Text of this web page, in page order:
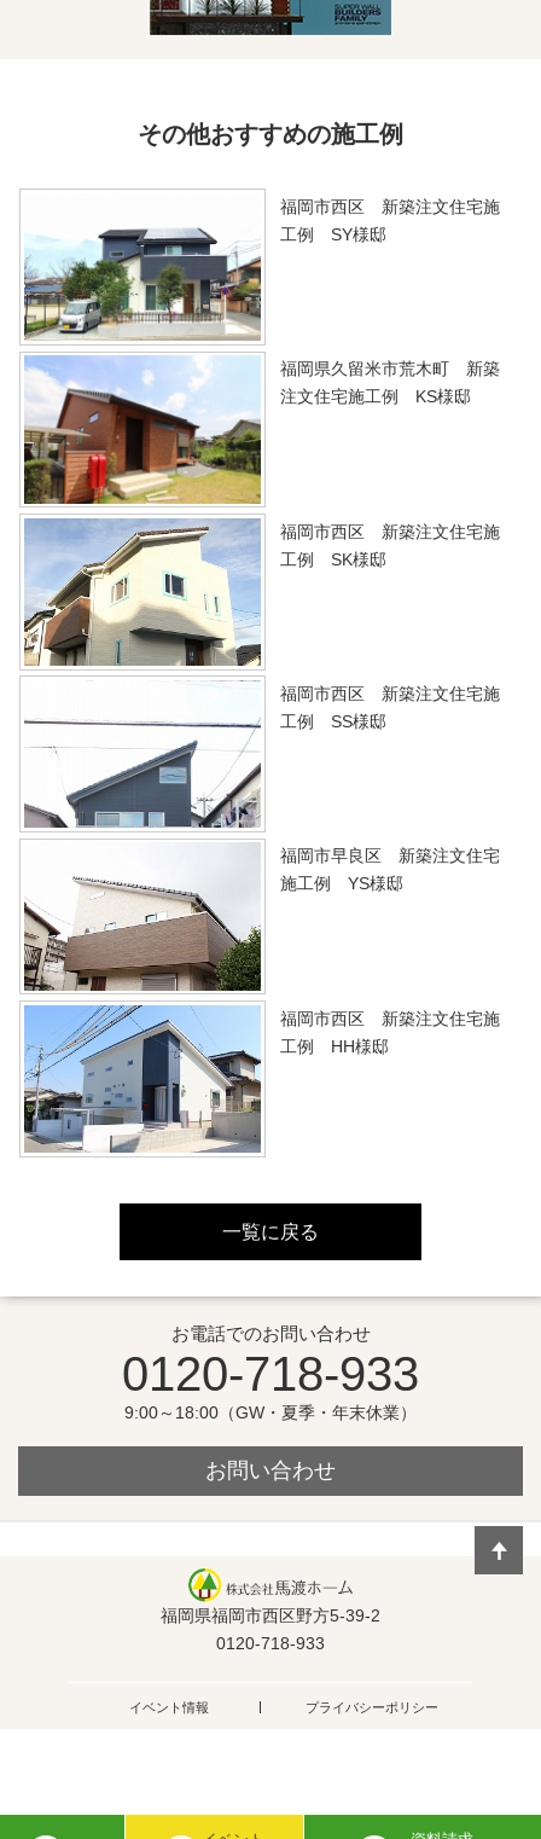
その他おすすめの施工例
福岡市西区 新築注文住宅施
工例 SY様邸
福岡県久留米市荒木町 新築
注文住宅施工例 KS様邸
福岡市西区 新築注文住宅施
工例 SK様邸
福岡市西区 新築注文住宅施
工例 SS様邸
福岡市早良区 新築注文住宅
施工例 YS様邸
福岡市西区 新築注文住宅施
工例 HH様邸
一覧に戻る
お電話でのお問い合わせ
0120-718-933
9:00～18:00（GW・夏季・年末休業）
お問い合わせ
福岡県福岡市西区野方5-39-2
0120-718-933
イベント情報 プライバシーポリシー